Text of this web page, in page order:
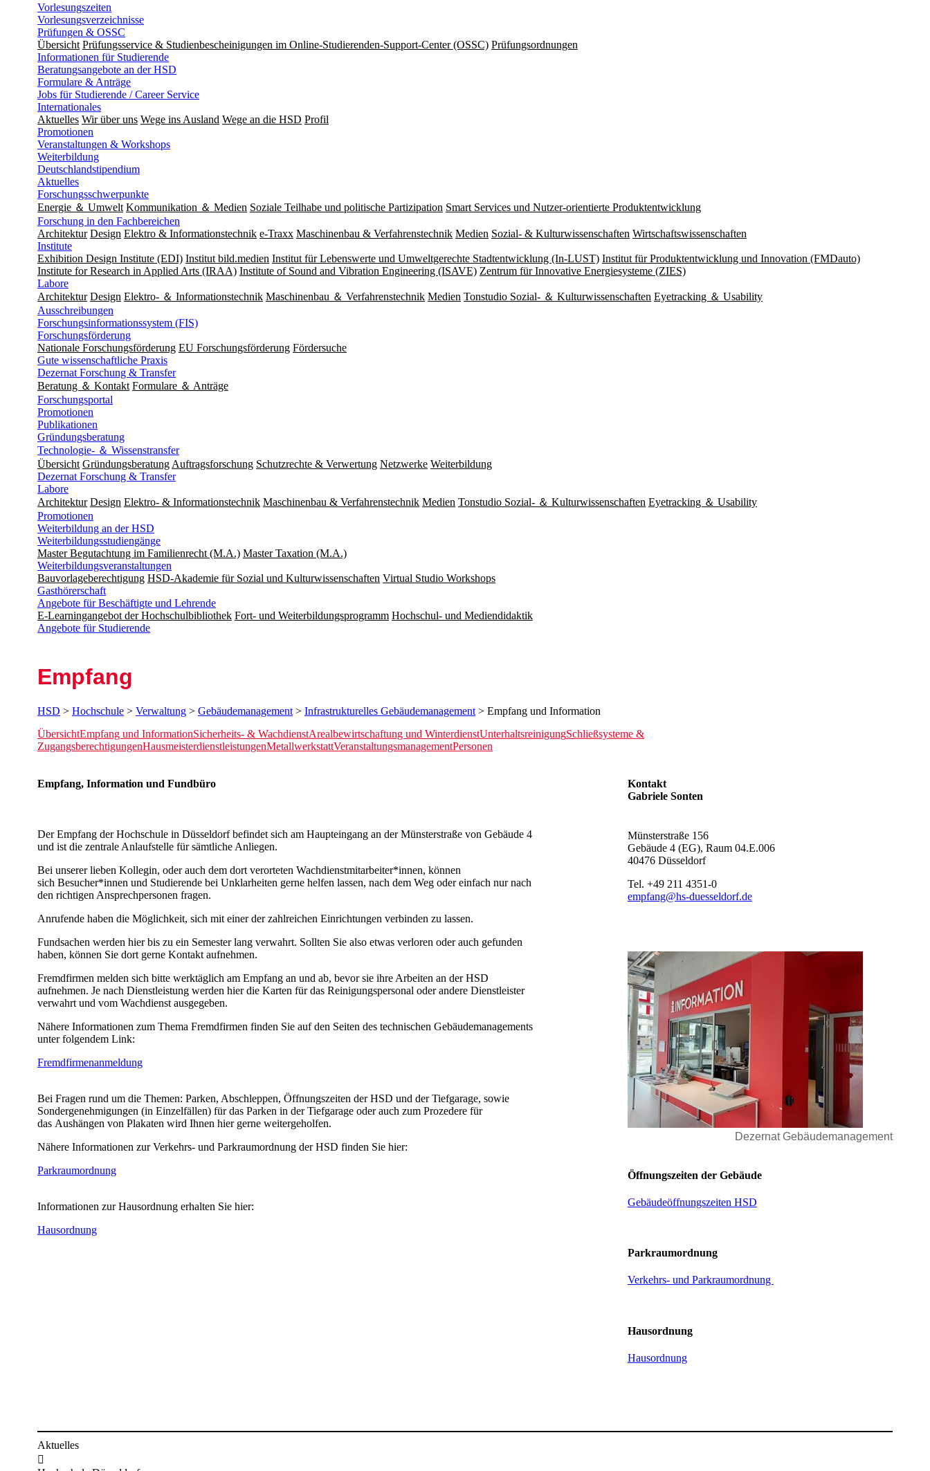
Vorlesungszeiten
Vorlesungsverzeichnisse
Prüfungen & OSSC
Übersicht Prüfungsservice & Studienbescheinigungen im Online-Studierenden-Support-Center (OSSC) Prüfungsordnungen
Informationen für Studierende
Beratungsangebote an der HSD
Formulare & Anträge
Jobs für Studierende / Career Service
Internationales
Aktuelles Wir über uns Wege ins Ausland Wege an die HSD Profil
Promotionen
Veranstaltungen & Workshops
Weiterbildung
Deutschlandstipendium
Aktuelles
Forschungsschwerpunkte
Energie ＆ Umwelt Kommunikation ＆ Medien Soziale Teilhabe und politische Partizipation Smart Services und Nutzer-orientierte Produktentwicklung
Forschung in den Fachbereichen
Architektur Design Elektro & Informationstechnik e-Traxx Maschinenbau & Verfahrenstechnik Medien Sozial- & Kulturwissenschaften Wirtschaftswissenschaften
Institute
Exhibition Design Institute (EDI) Institut bild.medien Institut für Lebenswerte und Umweltgerechte Stadtentwicklung (In-LUST) Institut für Produktentwicklung und Innovation (FMDauto)
Institute for Research in Applied Arts (IRAA) Institute of Sound and Vibration Engineering (ISAVE) Zentrum für Innovative Energiesysteme (ZIES)
Labore
Architektur Design Elektro- ＆ Informationstechnik Maschinenbau ＆ Verfahrenstechnik Medien Tonstudio Sozial- ＆ Kulturwissenschaften Eyetracking ＆ Usability
Ausschreibungen
Forschungsinformationssystem (FIS)
Forschungsförderung
Nationale Forschungsförderung EU Forschungsförderung Fördersuche
Gute wissenschaftliche Praxis
Dezernat Forschung & Transfer
Beratung ＆ Kontakt Formulare ＆ Anträge
Forschungsportal
Promotionen
Publikationen
Gründungsberatung
Technologie- ＆ Wissenstransfer
Übersicht Gründungsberatung Auftragsforschung Schutzrechte & Verwertung Netzwerke Weiterbildung
Dezernat Forschung & Transfer
Labore
Architektur Design Elektro- & Informationstechnik Maschinenbau & Verfahrenstechnik Medien Tonstudio Sozial- ＆ Kulturwissenschaften Eyetracking ＆ Usability
Promotionen
Weiterbildung an der HSD
Weiterbildungsstudiengänge
Master Begutachtung im Familienrecht (M.A.) Master Taxation (M.A.)
Weiterbildungsveranstaltungen
Bauvorlageberechtigung HSD-Akademie für Sozial und Kulturwissenschaften Virtual Studio Workshops
Gasthörerschaft
Angebote für Beschäftigte und Lehrende
E-Learningangebot der Hochschulbibliothek Fort- und Weiterbildungsprogramm Hochschul- und Mediendidaktik
Angebote für Studierende
Empfang
HSD > Hochschule > Verwaltung > Gebäudemanagement > Infrastrukturelles Gebäudemanagement > Empfang und Information
ÜbersichtEmpfang und InformationSicherheits- & WachdienstArealbewirtschaftung und WinterdienstUnterhaltsreinigungSchließsysteme &
ZugangsberechtigungenHausmeisterdienstleistungenMetallwerkstattVeranstaltungsmanagementPersonen
​​​​​​​​​​Empfang​​​​​​, Information und Fundbüro
Der Empfang der Hochschule in Düsseldorf befindet sich am Haupteingang an der Münsterstraße von Gebäude 4
und ist die zentrale Anlaufstelle für sämtliche Anliegen.
Bei unserer lieben Kollegin, oder auch dem dort verorteten Wachdienstmitarbeiter*innen, können
sich Besucher*innen und Studierende bei Unklarheiten gerne helfen lassen, nach dem Weg oder einfach nur nach
den richtigen Ansprechpersonen fragen.
Anrufende haben die Möglichkeit, sich mit einer der zahlreichen Einrichtungen verbinden zu lassen.
Fundsachen werden hier bis zu ein Semester lang verwahrt. Sollten Sie also etwas verloren oder auch gefunden
haben, können Sie dort gerne Kontakt aufnehmen.
​Fremdfirmen melden sich bitte werktäglich am Empfang an und ab, bevor sie ihre Arbeiten an der HSD
aufnehmen. Je nach Dienstleistung werden hier die Karten für das Reinigungspersonal oder andere Dienstleister
verwahrt und vom Wachdienst ausgegeben.
Nähere Informationen zum Thema Fremdfirmen finden Sie auf den Seiten des technischen Gebäudemanagements
unter folgendem Link:
Fremdfirmenanmeldung
Bei Fragen rund um die Themen: Parken, Abschleppen, Öffnungszeiten der HSD und der Tiefgarage, sowie
Sondergenehmigungen (in Einzelfällen) für das Parken in der Tiefgarage oder auch zum Prozedere für
das Aushängen von Plakaten wird Ihnen hier gerne weitergeholfen.
Nähere Informationen zur Verkehrs- und Parkraumordnung der HSD finden Sie hier:
Parkraumordnung
Informationen zur Hausordnung erhalten Sie hier:
Hausor​dnung​
Kontakt
Gabriele Sonten
Münsterstraße 156
Gebäude 4 (EG), Raum 04.E.006
40476 Düsseldorf
Tel. +49 211 4351-0
empfang@hs-duesseldorf.de​​
Dezernat Gebäudemanagement
Öffnungszeiten der Gebäude
Gebäudeöffnungszeiten HSD
Parkraumordnung
Verkehrs- und Parkraumordnung ​
Hausordnung
Haus​​ordnung
Aktuelles
